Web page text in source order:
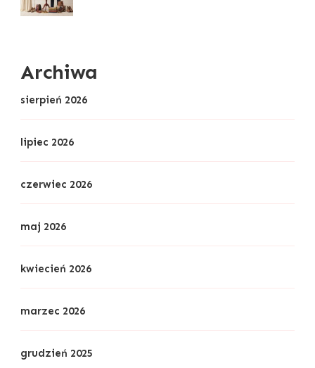
Archiwa
sierpień 2026
lipiec 2026
czerwiec 2026
maj 2026
kwiecień 2026
marzec 2026
grudzień 2025